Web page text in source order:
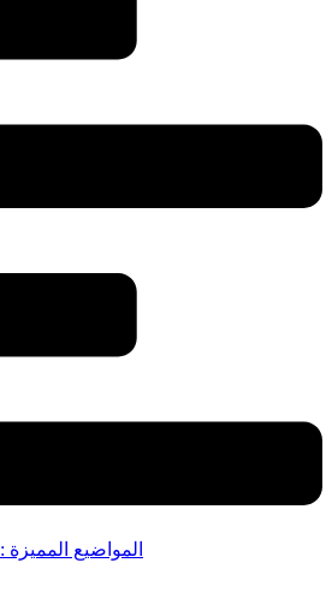
المواضيع المميزة :